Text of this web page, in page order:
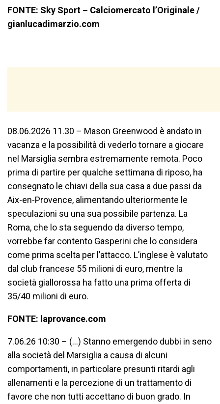
FONTE: Sky Sport – Calciomercato l’Originale /
gianlucadimarzio.com
08.06.2026 11.30 – Mason Greenwood è andato in
vacanza e la possibilità di vederlo tornare a giocare
nel Marsiglia sembra estremamente remota. Poco
prima di partire per qualche settimana di riposo, ha
consegnato le chiavi della sua casa a due passi da
Aix-en-Provence, alimentando ulteriormente le
speculazioni su una sua possibile partenza. La
Roma, che lo sta seguendo da diverso tempo,
vorrebbe far contento Gasperini che lo considera
come prima scelta per l’attacco. L’inglese è valutato
dal club francese 55 milioni di euro, mentre la
società giallorossa ha fatto una prima offerta di
35/40 milioni di euro.
FONTE: laprovance.com
7.06.26 10:30 – (…) Stanno emergendo dubbi in seno
alla società del Marsiglia a causa di alcuni
comportamenti, in particolare presunti ritardi agli
allenamenti e la percezione di un trattamento di
favore che non tutti accettano di buon grado. In